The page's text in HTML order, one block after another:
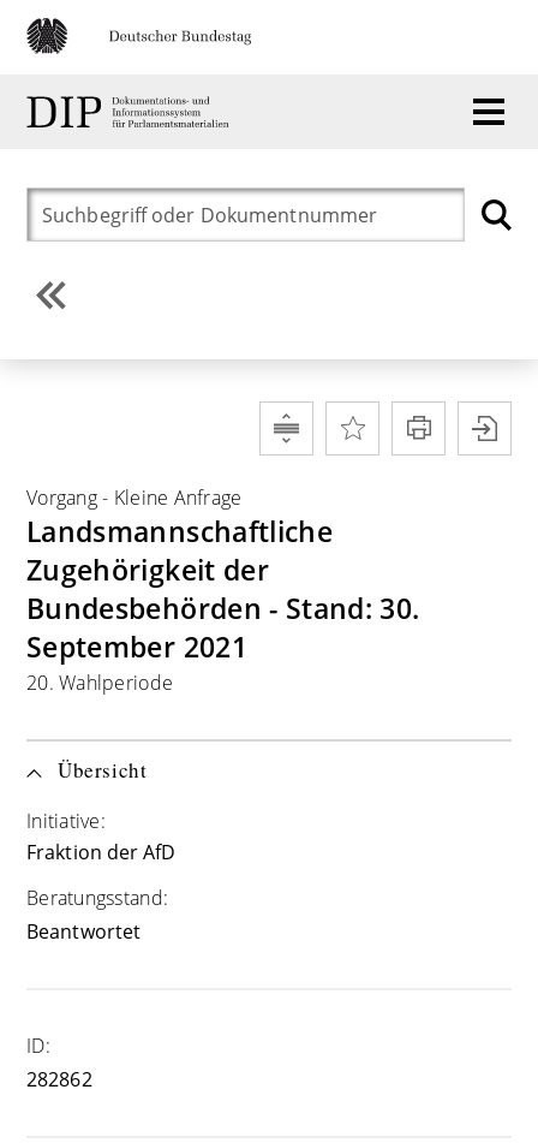
Vorgang- Kleine Anfrage
Landsmannschaftliche
Zugehörigkeit der
Bundesbehörden - Stand: 30.
September 2021
20. Wahlperiode
Übersicht
Initiative:
Fraktion der AfD
Beratungsstand:
Beantwortet
ID:
282862